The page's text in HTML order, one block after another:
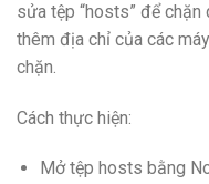
sửa tệp “hosts” để
thêm địa chỉ của các
chặn.
Cách thực hiện:
Mở tệp hosts bằng